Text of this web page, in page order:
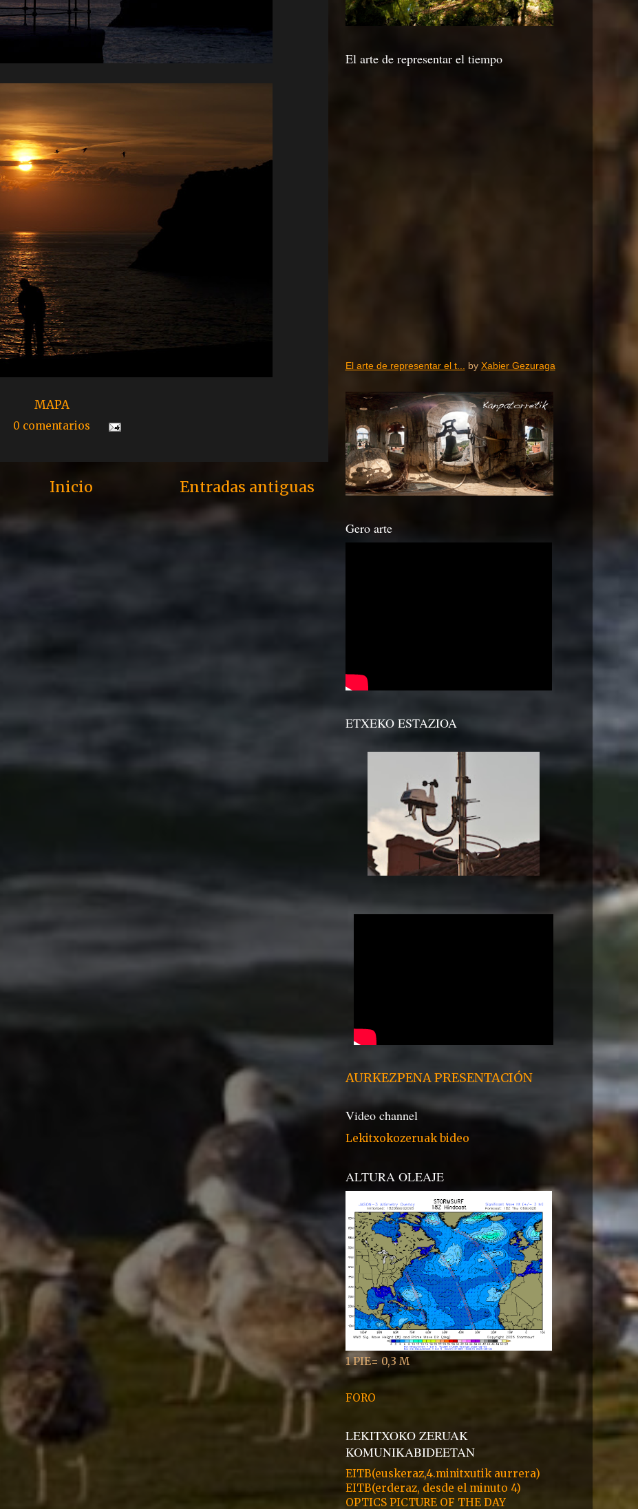
MAPA
0 comentarios
Entradas antiguas
Inicio
El arte de representar el tiempo
El arte de representar el t... by Xabier Gezuraga
Gero arte
ETXEKO ESTAZIOA
AURKEZPENA PRESENTACIÓN
Video channel
Lekitxokozeruak bideo
ALTURA OLEAJE
1 PIE= 0,3 M
FORO
LEKITXOKO ZERUAK
KOMUNIKABIDEETAN
EITB(euskeraz,4.minitxutik aurrera)
EITB(erderaz, desde el minuto 4)
OPTICS PICTURE OF THE DAY